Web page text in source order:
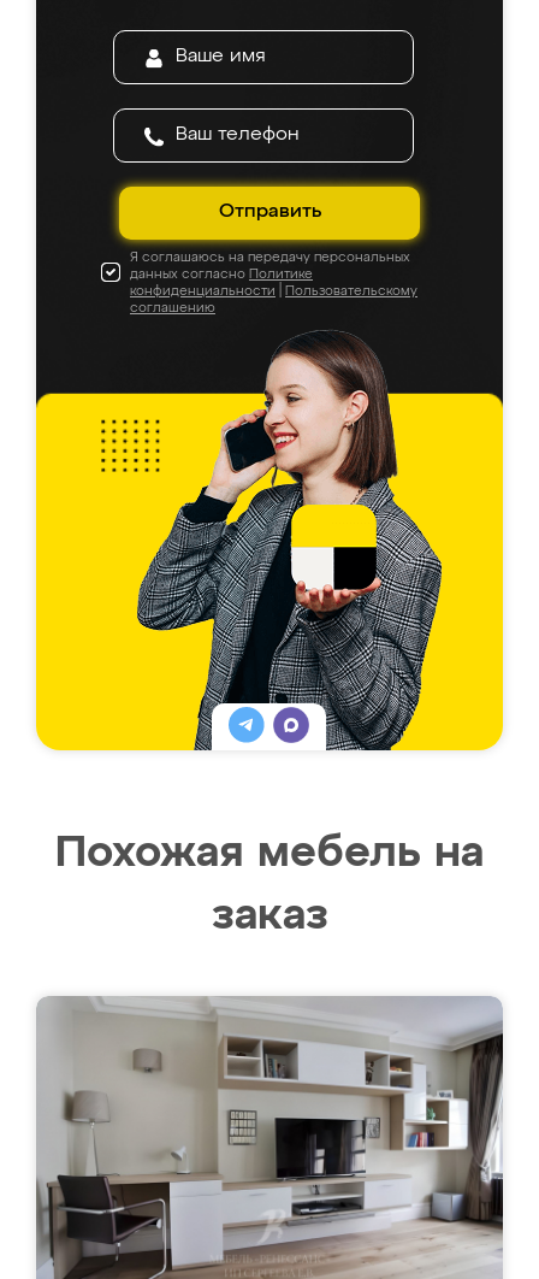
Отправить
Я соглашаюсь на передачу персональных
данных согласно Политике
конфиденциальности
Пользовательскому
соглашению
Похожая мебель на
заказ